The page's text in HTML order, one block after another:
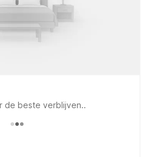
de beste verblijven..